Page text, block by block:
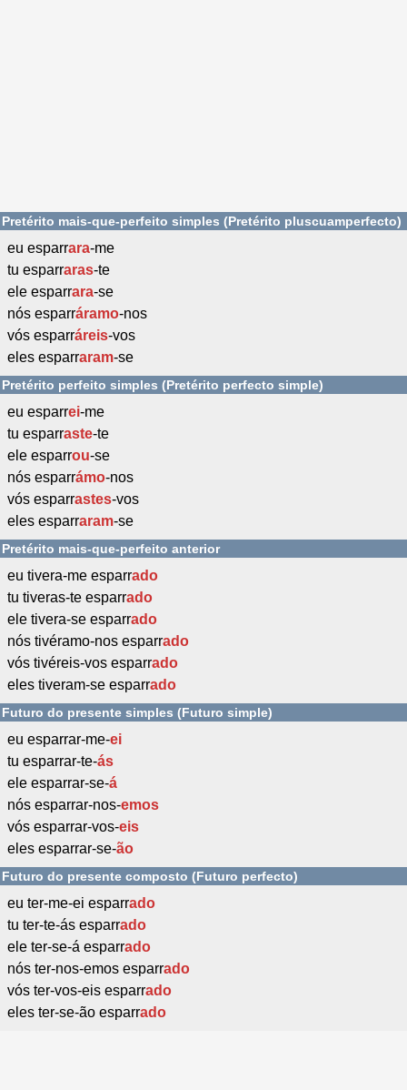
Pretérito mais-que-perfeito simples (Pretérito pluscuamperfecto)
eu esparrara-me
tu esparraras-te
ele esparrara-se
nós esparráramo-nos
vós esparráreis-vos
eles esparraram-se
Pretérito perfeito simples (Pretérito perfecto simple)
eu esparrei-me
tu esparraste-te
ele esparrou-se
nós esparrámo-nos
vós esparrastes-vos
eles esparraram-se
Pretérito mais-que-perfeito anterior
eu tivera-me esparrado
tu tiveras-te esparrado
ele tivera-se esparrado
nós tivéramo-nos esparrado
vós tivéreis-vos esparrado
eles tiveram-se esparrado
Futuro do presente simples (Futuro simple)
eu esparrar-me-ei
tu esparrar-te-ás
ele esparrar-se-á
nós esparrar-nos-emos
vós esparrar-vos-eis
eles esparrar-se-ão
Futuro do presente composto (Futuro perfecto)
eu ter-me-ei esparrado
tu ter-te-ás esparrado
ele ter-se-á esparrado
nós ter-nos-emos esparrado
vós ter-vos-eis esparrado
eles ter-se-ão esparrado